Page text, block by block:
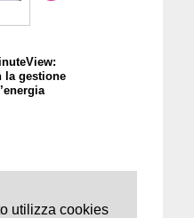
utilizza cookies
la gestione